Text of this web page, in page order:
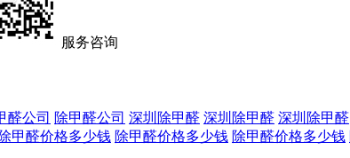
服务咨询
醛公司 除甲醛公司 深圳除甲醛 深圳除甲醛 深圳除甲醛
除甲醛价格多少钱 除甲醛价格多少钱 除甲醛价格多少钱